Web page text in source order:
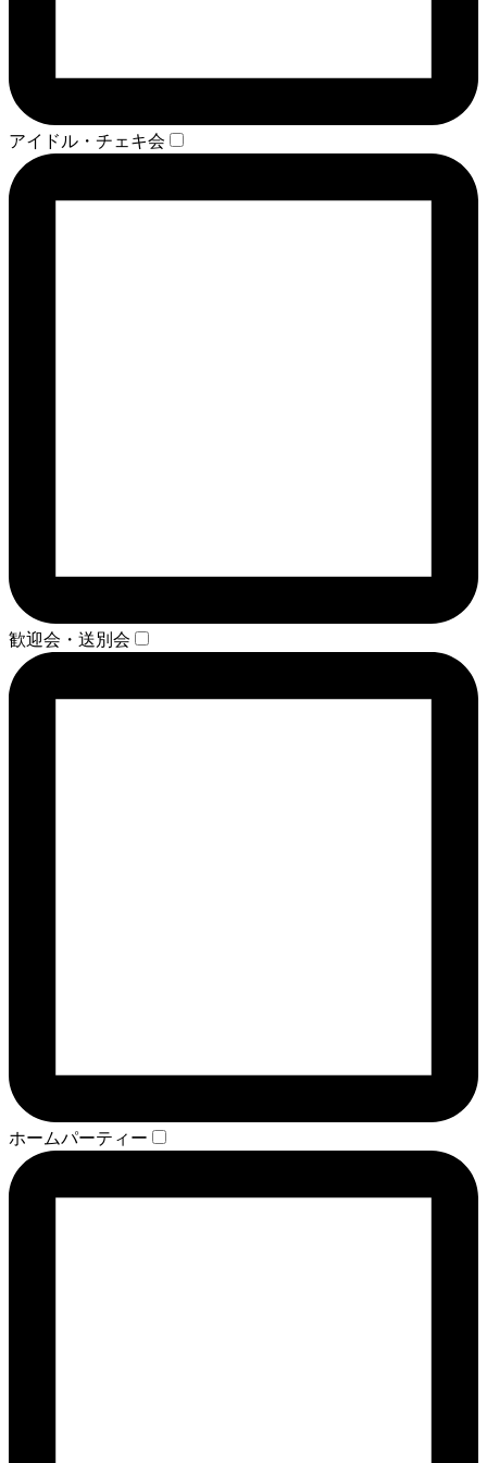
アイドル・チェキ会
歓迎会・送別会
ホームパーティー